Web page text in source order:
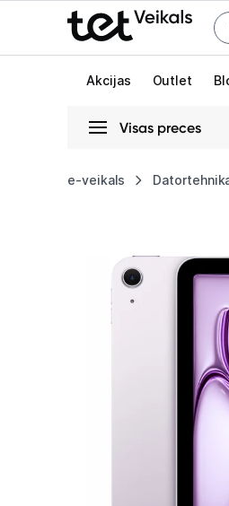
Uz kategorijam
Akcijas Outlet
Visas preces
e-veikals
Globāls iestatījums animāciju
iPad